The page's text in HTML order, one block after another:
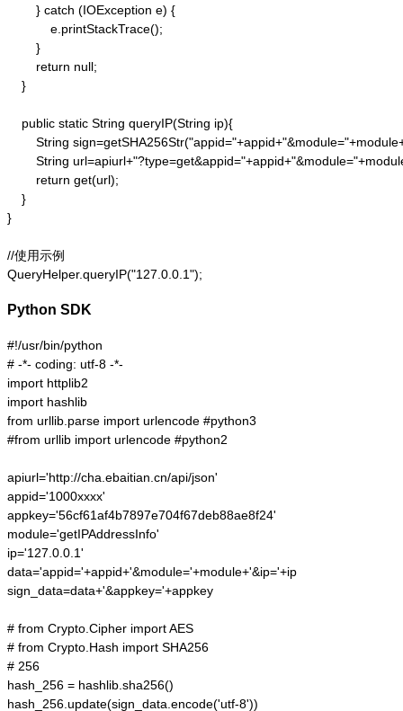
        } catch (IOException e) {
            e.printStackTrace();
        }
        return null;
    }
    public static String queryIP(String ip){
String
String
        return get(url);
    }
}
//使用示例
QueryHelper.queryIP("127.0.0.1");
Python SDK
#!/usr/bin/python
# -*- coding: utf-8 -*-
import httplib2
import hashlib
from urllib.parse import urlencode #python3
#from urllib import urlencode #python2
apiurl='http://cha.ebaitian.cn/api/json'
appid='1000xxxx'
appkey='56cf61af4b7897e704f67deb88ae8f24'
module='getIPAddressInfo'
ip='127.0.0.1'
data='appid='+appid+'&module='+module+'&ip='+ip
sign_data=data+'&appkey='+appkey
# from Crypto.Cipher import AES
# from Crypto.Hash import SHA256
# 256
hash_256 = hashlib.sha256()
hash_256.update(sign_data.encode('utf-8'))